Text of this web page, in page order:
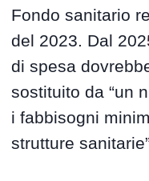
Fondo sanitario
del 2023. Dal
di spesa
sostituito da “un
i fabbisogni
strutture